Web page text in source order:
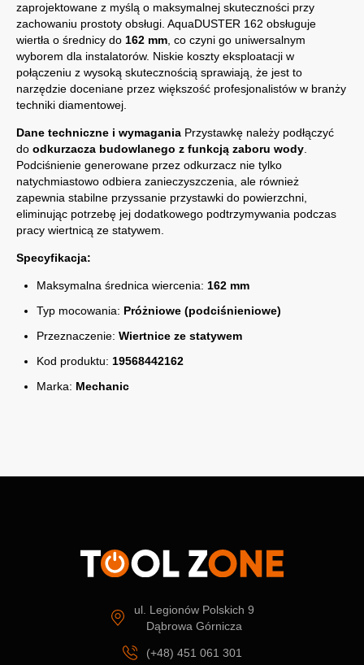
zaprojektowane z myślą o maksymalnej skuteczności przy
zachowaniu prostoty obsługi. AquaDUSTER 162 obsługuje
wiertła o średnicy do 162 mm, co czyni go uniwersalnym
wyborem dla instalatorów. Niskie koszty eksploatacji w
połączeniu z wysoką skutecznością sprawiają, że jest to
narzędzie doceniane przez większość profesjonalistów w branży
techniki diamentowej.
Dane techniczne i wymagania Przystawkę należy podłączyć
do odkurzacza budowlanego z funkcją zaboru wody.
Podciśnienie generowane przez odkurzacz nie tylko
natychmiastowo odbiera zanieczyszczenia, ale również
zapewnia stabilne przyssanie przystawki do powierzchni,
eliminując potrzebę jej dodatkowego podtrzymywania podczas
pracy wiertnicą ze statywem.
Specyfikacja:
Maksymalna średnica wiercenia: 162 mm
Typ mocowania: Próżniowe (podciśnieniowe)
Przeznaczenie: Wiertnice ze statywem
Kod produktu: 19568442162
Marka: Mechanic
ul. Legionów Polskich 9
Dąbrowa Górnicza
(+48) 451 061 301